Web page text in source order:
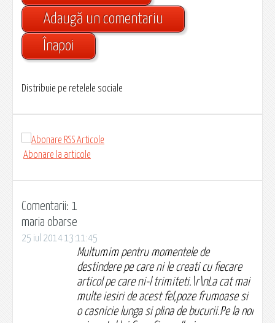
Adaugă un comentariu
Înapoi
Distribuie pe retelele sociale
Abonare la articole
Comentarii: 1
maria obarse
25 iul 2014 13:11:45
Multumim pentru momentele de
destindere pe care ni le creati cu fiecare
articol pe care ni-l trimiteti.\r\nLa cat mai
multe iesiri de acest fel,poze frumoase si
o casnicie lunga si plina de bucurii.Pe la noi